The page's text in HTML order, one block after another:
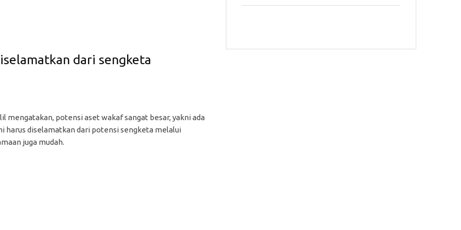
dari sengketa
mengatakan, potensi aset wakaf sangat besar, yakni ada
harus diselamatkan dari potensi sengketa melalui
juga mudah.